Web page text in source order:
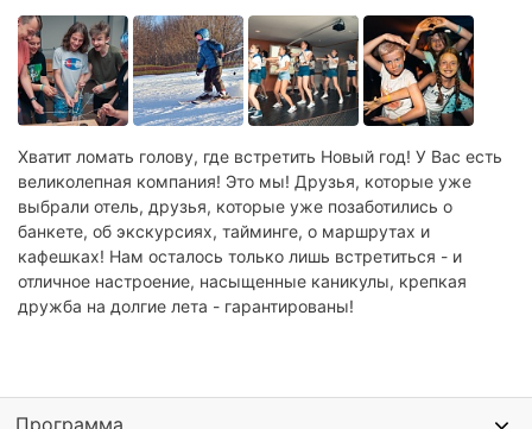
Хватит ломать голову, где встретить Новый год! У Вас есть
великолепная компания! Это мы! Друзья, которые уже
выбрали отель, друзья, которые уже позаботились о
банкете, об экскурсиях, тайминге, о маршрутах и
кафешках! Нам осталось только лишь встретиться - и
отличное настроение, насыщенные каникулы, крепкая
дружба на долгие лета - гарантированы!
Программа